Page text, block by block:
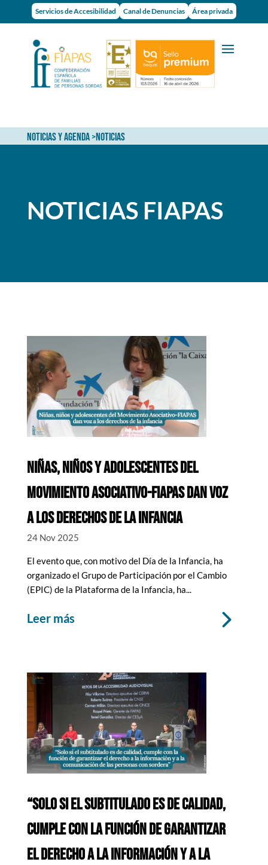
Servicios de Accesibilidad Canal de Denuncias Área privada
NOTICIAS Y AGENDA>NOTICIAS
NOTICIAS FIAPAS
NIÑAS, NIÑOS Y ADOLESCENTES DEL
MOVIMIENTO ASOCIATIVO-FIAPAS DAN VOZ
A LOS DERECHOS DE LA INFANCIA
24 Nov 2025
El evento que, con motivo del Día de la Infancia, ha
organizado el Grupo de Participación por el Cambio
(EPIC) de la Plataforma de la Infancia, ha...
leer más
“SOLO SI EL SUBTITULADO ES DE CALIDAD,
CUMPLE CON LA FUNCIÓN DE GARANTIZAR
EL DERECHO A LA INFORMACIÓN Y A LA